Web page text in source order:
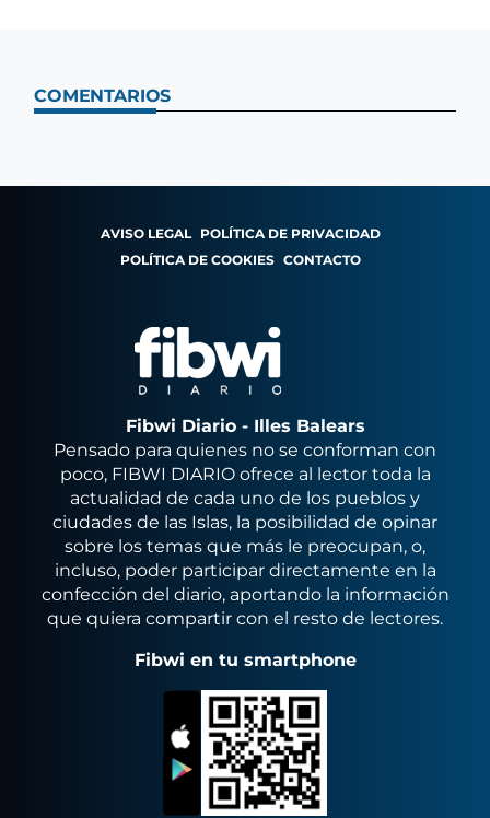
COMENTARIOS
AVISO LEGAL POLÍTICA DE PRIVACIDAD
POLÍTICA DE COOKIES CONTACTO
Fibwi Diario - Illes Balears
Pensado para quienes no se conforman con
poco, FIBWI DIARIO ofrece al lector toda la
actualidad de cada uno de los pueblos y
ciudades de las Islas, la posibilidad de opinar
sobre los temas que más le preocupan, o,
incluso, poder participar directamente en la
confección del diario, aportando la información
que quiera compartir con el resto de lectores.
Fibwi en tu smartphone